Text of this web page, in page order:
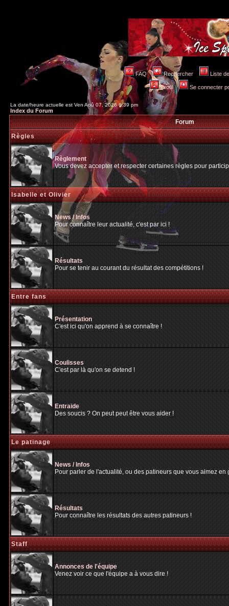
FAQ Rechercher Liste
Profil Se connecter
La date/heure actuelle est Ven Aoû 07, 2026 6:39 pm
Index du Forum
Forum
Règles
Règlement
Vous devez accepter et respecter certaines règles pour
Isabelle et Olivier
News / Infos
Pour connaître leur actualité, c'est par ici !
Résultats
Pour se tenir au courant du résultat des compétitions !
Entre fans
Présentation
C'est ici qu'on apprend à se connaître !
Coulisses
C'est par là qu'on se detend !
Entraide
Des soucis ? On peut peut être vous aider !
Le patinage
News / Infos
Pour parler de l'actualité, ou des patineurs que vous aimez
Résultats
Pour connaître les résultats des autres patineurs !
Staff
Annonces de l'équipe
Venez voir ce que l'équipe a à vous dire !